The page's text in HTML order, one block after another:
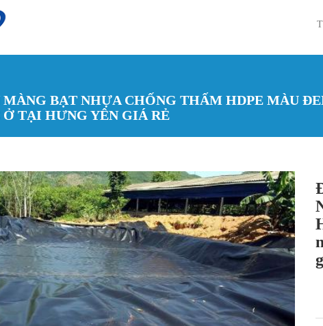
BẠT NHỰA CHỐNG THẤM HDPE MÀU
TẠI HƯNG YÊN GIÁ RẺ